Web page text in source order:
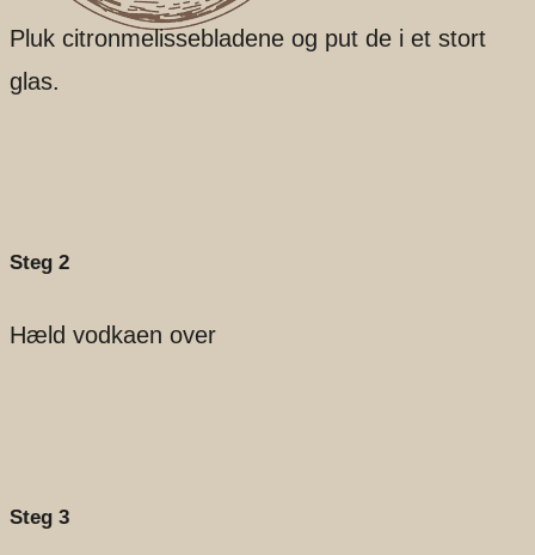
Pluk citronmelissebladene og put de i et stort
glas.
Steg 2
Hæld vodkaen over
Steg 3